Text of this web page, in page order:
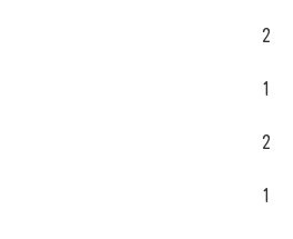
2
1
2
1